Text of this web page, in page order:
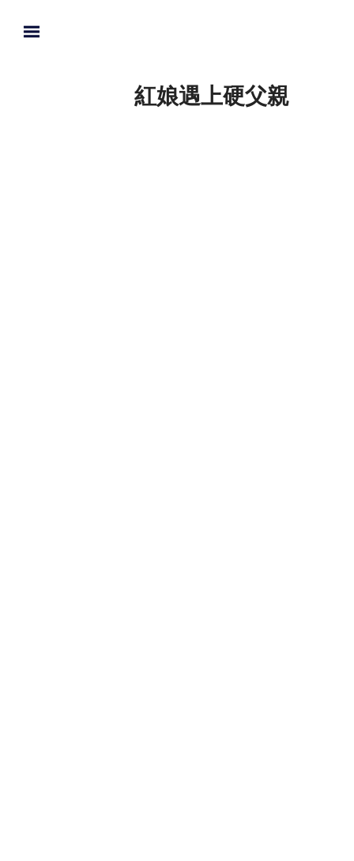
紅娘遇上硬父親